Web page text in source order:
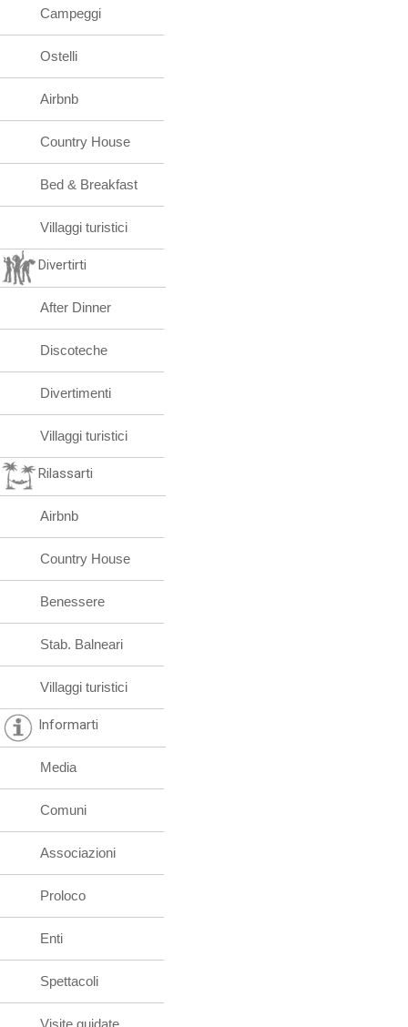
Campeggi
Ostelli
Airbnb
Country House
Bed & Breakfast
Villaggi turistici
Divertirti
After Dinner
Discoteche
Divertimenti
Villaggi turistici
Rilassarti
Airbnb
Country House
Benessere
Stab. Balneari
Villaggi turistici
Informarti
Media
Comuni
Associazioni
Proloco
Enti
Spettacoli
Visite guidate